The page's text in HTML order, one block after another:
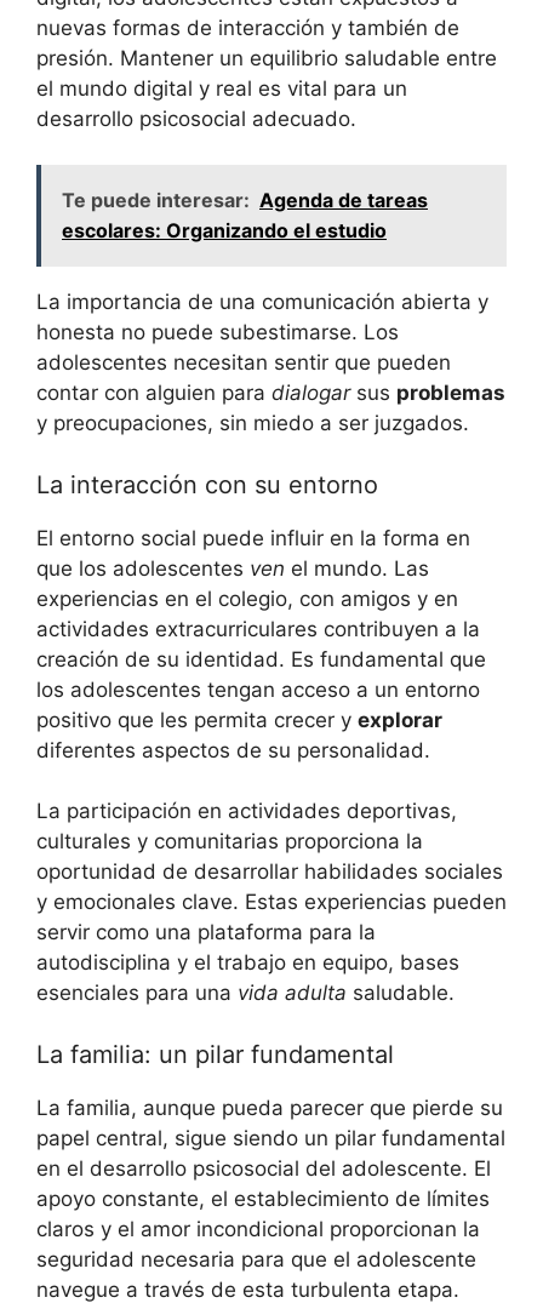
nuevas formas de interacción y también de
presión. Mantener un equilibrio saludable entre
el mundo digital y real es vital para un
desarrollo psicosocial adecuado.
Te puede interesar: Agenda de tareas
escolares: Organizando el estudio
La importancia de una comunicación abierta y
honesta no puede subestimarse. Los
adolescentes necesitan sentir que pueden
contar con alguien para dialogarsus problemas
y preocupaciones, sin miedo a ser juzgados.
La interacción con su entorno
El entorno social puede influir en la forma en
que los adolescentes ven el mundo. Las
experiencias en el colegio, con amigos y en
actividades extracurriculares contribuyen a la
creación de su identidad. Es fundamental que
los adolescentes tengan acceso a un entorno
positivo que les permita crecer y explorar
diferentes aspectos de su personalidad.
La participación en actividades deportivas,
culturales y comunitarias proporciona la
oportunidad de desarrollar habilidades sociales
y emocionales clave. Estas experiencias pueden
servir como una plataforma para la
autodisciplina y el trabajo en equipo, bases
esenciales para una vida adulta saludable.
La familia: un pilar fundamental
La familia, aunque pueda parecer que pierde su
papel central, sigue siendo un pilar fundamental
en el desarrollo psicosocial del adolescente. El
apoyo constante, el establecimiento de límites
claros y el amor incondicional proporcionan la
seguridad necesaria para que el adolescente
navegue a través de esta turbulenta etapa.